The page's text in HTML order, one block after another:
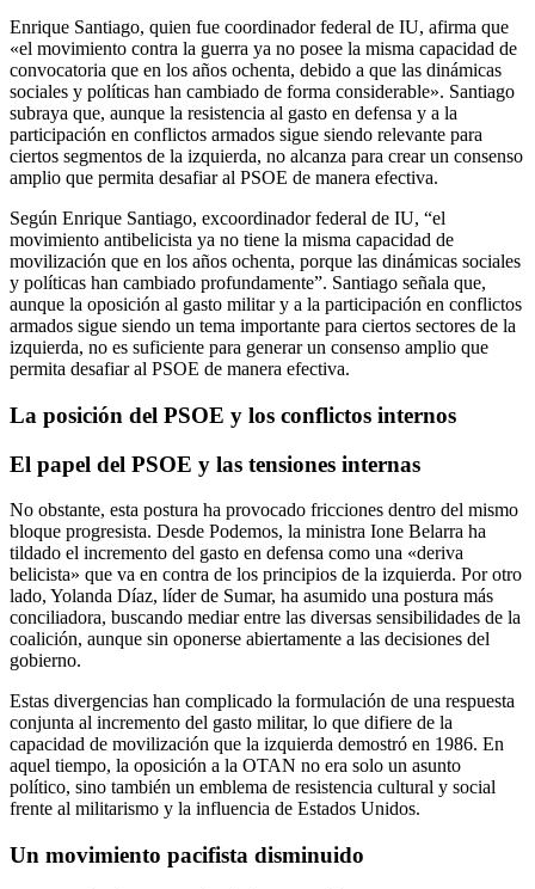
Enrique Santiago, quien fue coordinador federal de IU, afirma que
«el movimiento contra la guerra ya no posee la misma capacidad de
convocatoria que en los años ochenta, debido a que las dinámicas
sociales y políticas han cambiado de forma considerable». Santiago
subraya que, aunque la resistencia al gasto en defensa y a la
participación en conflictos armados sigue siendo relevante para
ciertos segmentos de la izquierda, no alcanza para crear un consenso
amplio que permita desafiar al PSOE de manera efectiva.
Según Enrique Santiago, excoordinador federal de IU, “el
movimiento antibelicista ya no tiene la misma capacidad de
movilización que en los años ochenta, porque las dinámicas sociales
y políticas han cambiado profundamente”. Santiago señala que,
aunque la oposición al gasto militar y a la participación en conflictos
armados sigue siendo un tema importante para ciertos sectores de la
izquierda, no es suficiente para generar un consenso amplio que
permita desafiar al PSOE de manera efectiva.
La posición del PSOE y los conflictos internos
El papel del PSOE y las tensiones internas
No obstante, esta postura ha provocado fricciones dentro del mismo
bloque progresista. Desde Podemos, la ministra Ione Belarra ha
tildado el incremento del gasto en defensa como una «deriva
belicista» que va en contra de los principios de la izquierda. Por otro
lado, Yolanda Díaz, líder de Sumar, ha asumido una postura más
conciliadora, buscando mediar entre las diversas sensibilidades de la
coalición, aunque sin oponerse abiertamente a las decisiones del
gobierno.
Estas divergencias han complicado la formulación de una respuesta
conjunta al incremento del gasto militar, lo que difiere de la
capacidad de movilización que la izquierda demostró en 1986. En
aquel tiempo, la oposición a la OTAN no era solo un asunto
político, sino también un emblema de resistencia cultural y social
frente al militarismo y la influencia de Estados Unidos.
Un movimiento pacifista disminuido